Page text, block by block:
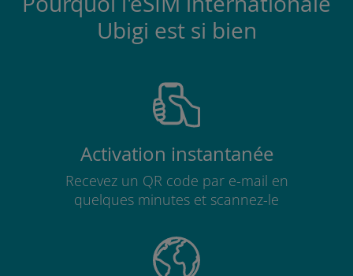
Ubigi est si bien
Activation instantanée
Recevez un QR code par e-mail en
quelques minutes et scannez-le